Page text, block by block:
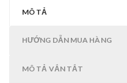
- Số đoạn :04 đoạn-
- Chiều cao nhỏ nhất
- Trọng lượng :
MÔ TẢ
HƯỚNG DẪN MUA HÀNG
MÔ TẢ VẮN TẮT